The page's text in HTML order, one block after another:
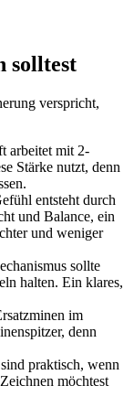
solltest
verspricht,
arbeitet mit 2-
Stärke nutzt, denn
entsteht durch
und Balance, ein
und weniger
sollte
halten. Ein klares,
im
denn
praktisch, wenn
möchtest